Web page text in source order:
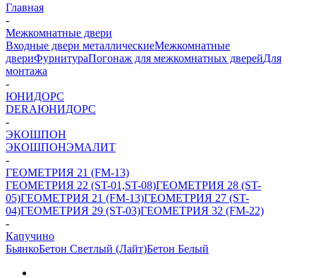
Главная
-
Межкомнатные двери
Входные двери металлическиеМежкомнатные
двериФурнитураПогонаж для межкомнатных дверейДля
монтажа
-
ЮНИДОРС
DERAЮНИДОРС
-
ЭКОШПОН
ЭКОШПОНЭМАЛИТ
-
ГЕОМЕТРИЯ 21 (FM-13)
ГЕОМЕТРИЯ 22 (ST-01,ST-08)ГЕОМЕТРИЯ 28 (ST-
05)ГЕОМЕТРИЯ 21 (FM-13)ГЕОМЕТРИЯ 27 (ST-
04)ГЕОМЕТРИЯ 29 (ST-03)ГЕОМЕТРИЯ 32 (FM-22)
-
Капучино
БьянкоБетон Светлый (Лайт)Бетон Белый